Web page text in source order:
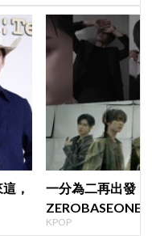
，
一分為二再出發！
ZEROBASEONE
生，同門分裂「
KPOP